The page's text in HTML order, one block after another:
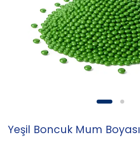
Yeşil Boncuk Mum Boyası